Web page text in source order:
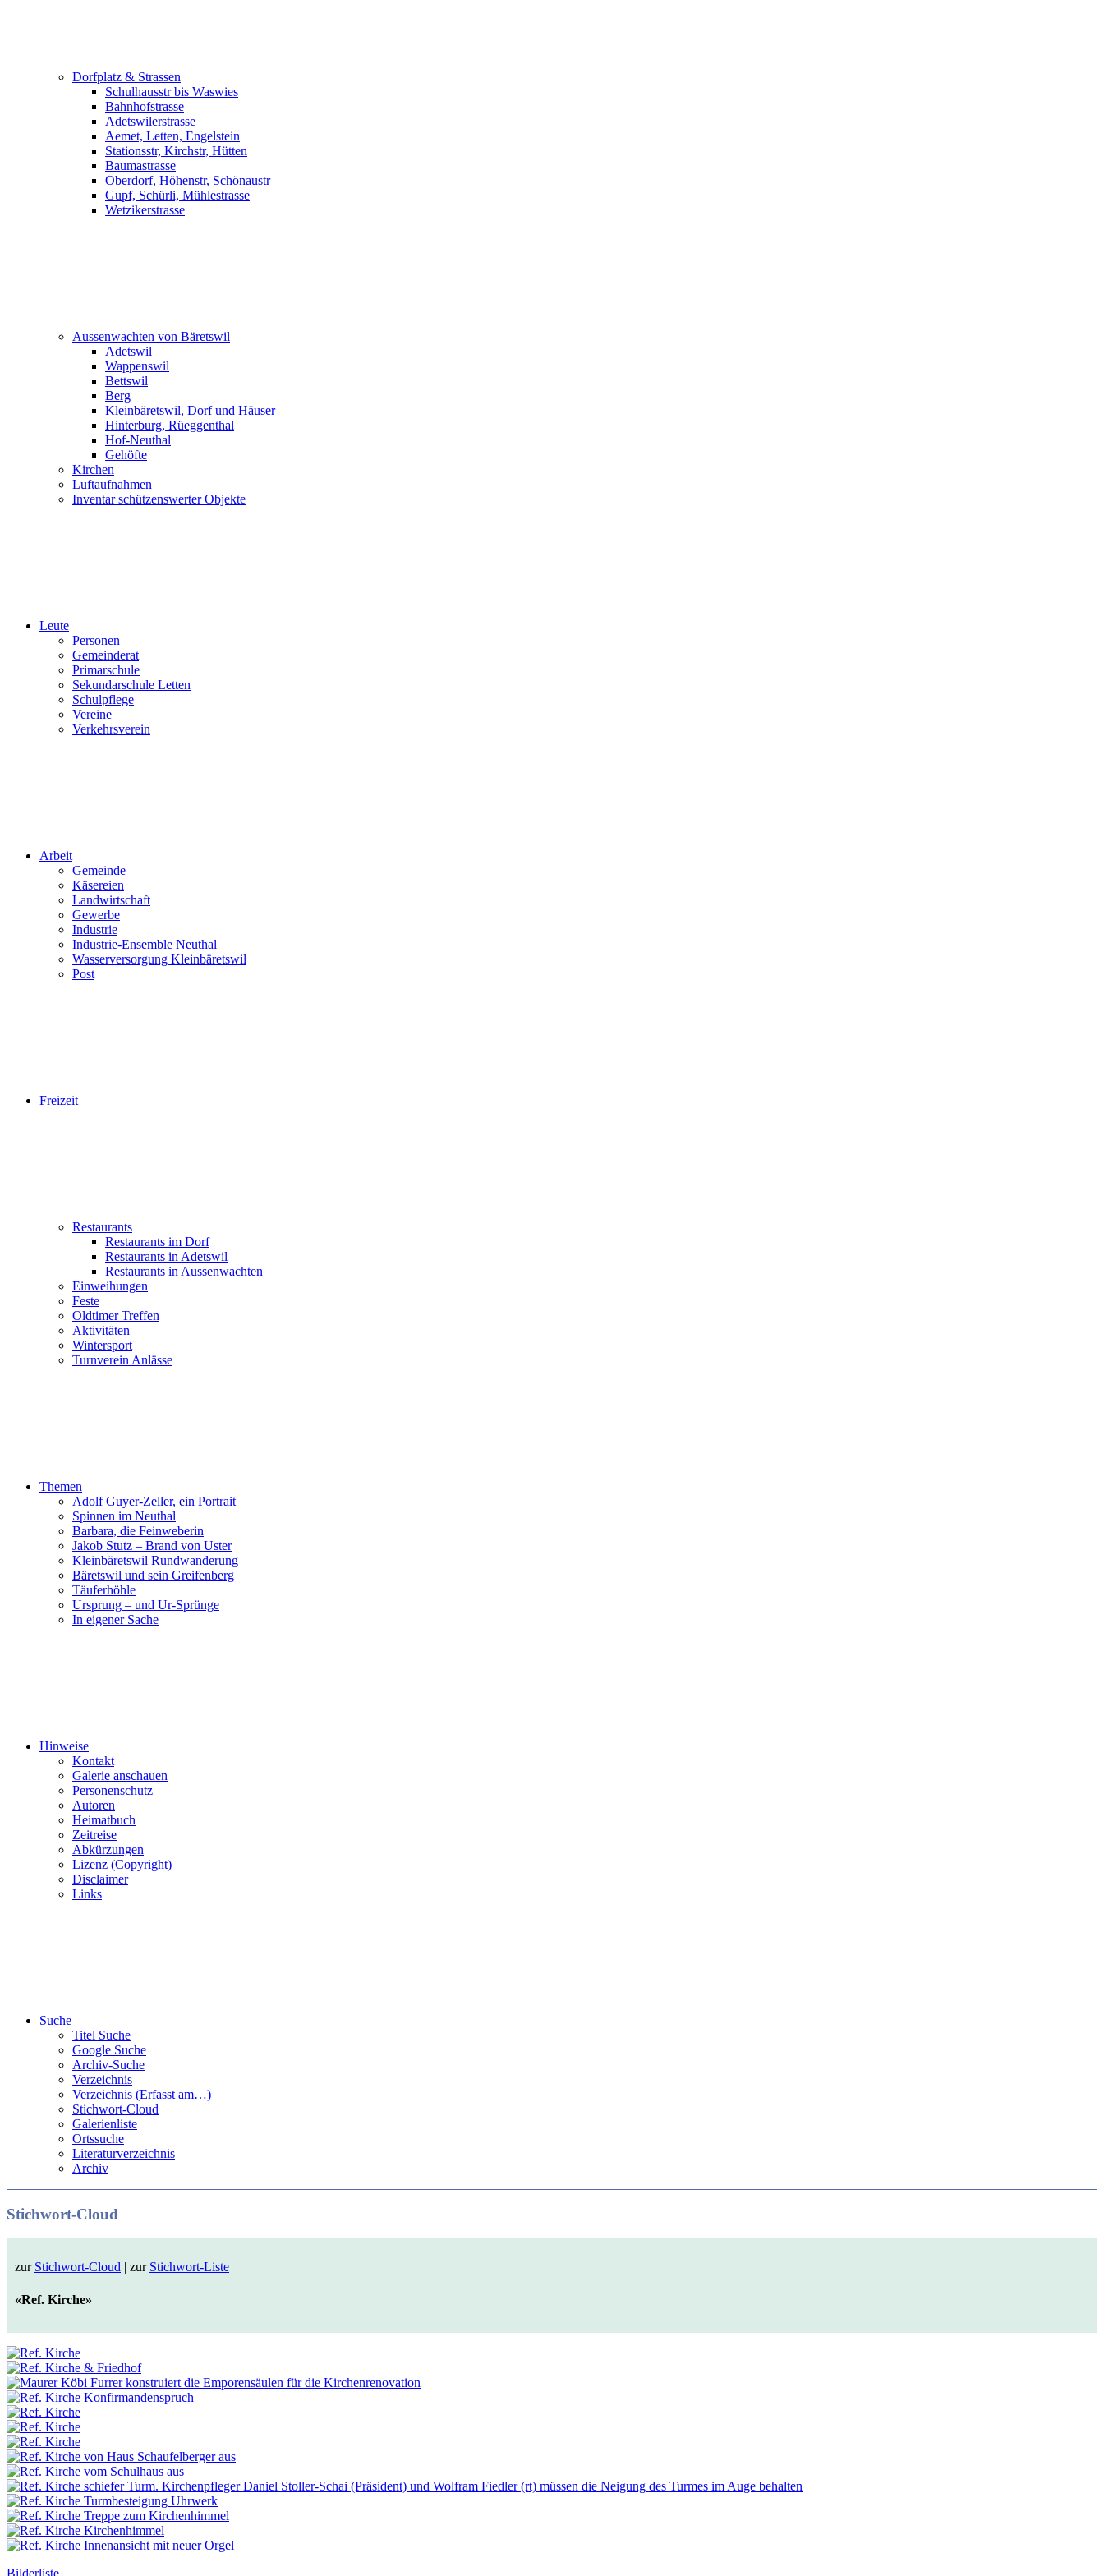
Dorfplatz & Strassen
Schulhausstr bis Waswies
Bahnhofstrasse
Adetswilerstrasse
Aemet, Letten, Engelstein
Stationsstr, Kirchstr, Hütten
Baumastrasse
Oberdorf, Höhenstr, Schönaustr
Gupf, Schürli, Mühlestrasse
Wetzikerstrasse
Aussenwachten von Bäretswil
Adetswil
Wappenswil
Bettswil
Berg
Kleinbäretswil, Dorf und Häuser
Hinterburg, Rüeggenthal
Hof-Neuthal
Gehöfte
Kirchen
Luftaufnahmen
Inventar schützenswerter Objekte
Leute
Personen
Gemeinderat
Primarschule
Sekundarschule Letten
Schulpflege
Vereine
Verkehrsverein
Arbeit
Gemeinde
Käsereien
Landwirtschaft
Gewerbe
Industrie
Industrie-Ensemble Neuthal
Wasserversorgung Kleinbäretswil
Post
Freizeit
Restaurants
Restaurants im Dorf
Restaurants in Adetswil
Restaurants in Aussenwachten
Einweihungen
Feste
Oldtimer Treffen
Aktivitäten
Wintersport
Turnverein Anlässe
Themen
Adolf Guyer-Zeller, ein Portrait
Spinnen im Neuthal
Barbara, die Feinweberin
Jakob Stutz – Brand von Uster
Kleinbäretswil Rundwanderung
Bäretswil und sein Greifenberg
Täuferhöhle
Ursprung – und Ur-Sprünge
In eigener Sache
Hinweise
Kontakt
Galerie anschauen
Personenschutz
Autoren
Heimatbuch
Zeitreise
Abkürzungen
Lizenz (Copyright)
Disclaimer
Links
Suche
Titel Suche
Google Suche
Archiv-Suche
Verzeichnis
Verzeichnis (Erfasst am…)
Stichwort-Cloud
Galerienliste
Ortssuche
Literaturverzeichnis
Archiv
Stichwort-Cloud
zur Stichwort-Cloud | zur Stichwort-Liste
«Ref. Kirche»
Bilderliste